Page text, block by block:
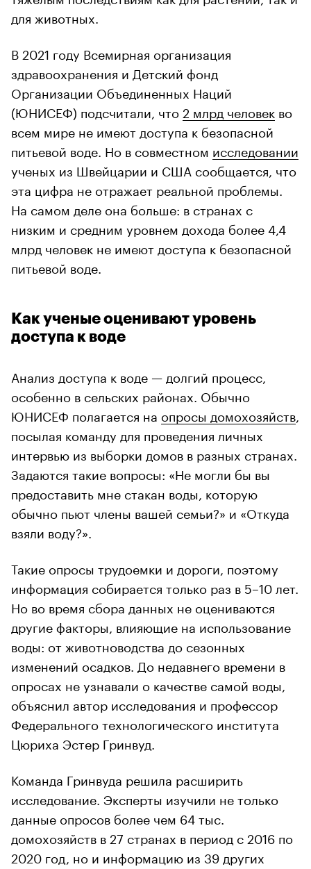
для животных.
В 2021 году Всемирная организация
здравоохранения и Детский фонд
Организации Объединенных Наций
(ЮНИСЕФ) подсчитали, что 2 млрд человек во
всем мире не имеют доступа к безопасной
питьевой воде. Но в совместном исследовании
ученых из Швейцарии и США сообщается, что
эта цифра не отражает реальной проблемы.
На самом деле она больше: в странах с
низким и средним уровнем дохода более 4,4
млрд человек не имеют доступа к безопасной
питьевой воде.
Как ученые оценивают уровень
доступа к воде
00:00 / 00:00
Анализ доступа к воде — долгий процесс,
особенно в сельских районах. Обычно
ЮНИСЕФ полагается на опросы домохозяйств
посылая команду для проведения личных
интервью из выборки домов в разных странах.
Задаются такие вопросы: «Не могли бы вы
предоставить мне стакан воды, которую
обычно пьют члены вашей семьи?» и «Откуда
взяли воду?».
Такие опросы трудоемки и дороги, поэтому
информация собирается только раз в 5–10 лет.
Но во время сбора данных не оцениваются
другие факторы, влияющие на использование
воды: от животноводства до сезонных
изменений осадков. До недавнего времени в
опросах не узнавали о качестве самой воды,
объяснил автор исследования и профессор
Федерального технологического института
Цюриха Эстер Гринвуд.
Команда Гринвуда решила расширить
исследование. Эксперты изучили не только
данные опросов более чем 64 тыс.
домохозяйств в 27 странах в период с 2016 по
2020 год, но и информацию из 39 других